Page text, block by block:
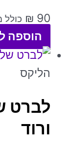
₪ 90
הוספה
הליקס
לברט
ורוד